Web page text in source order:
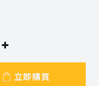
立即購買